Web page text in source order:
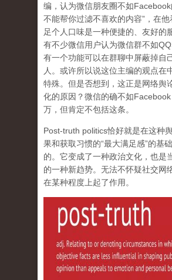
编，认为微信朋友圈不如Facebook
不能帮你过滤不喜欢的内容”，在
足个人口味是一种便捷的、友好的
有不少微信用户认为微信群不如
有一个功能可以在群聊中屏蔽掉自
人。或许所以说这位主编的观点在
特殊。但是否想到，这正是网络舆
化的原因？微信的确不如
万，但肯定不包括这条。
Post-truth politics恰好就是在这种
果和获取习惯的“最大满足感”的基
的。它变成了一种政治文化，也是
的一种新趋势。无法不怀疑社交网
在某种程度上起了作用。